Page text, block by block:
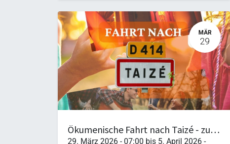
MÄR
29
Ökumenische Fahrt nach Taizé - zu Ostern
29. März 2026 - 07:00 bis 5. April 2026 -